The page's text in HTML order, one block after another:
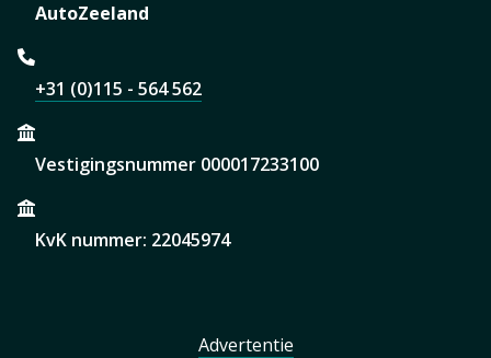
AutoZeeland
+31 (0)115 - 564 562
Vestigingsnummer 000017233100
KvK nummer: 22045974
Advertentie